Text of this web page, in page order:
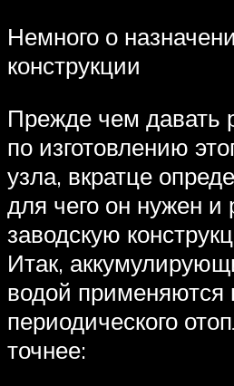
Немного о
конструкции
Прежде чем давать
по изготовлению
узла, вкратце
для чего он нужен и
заводскую
Итак,
водой применяются
периодического
точнее: